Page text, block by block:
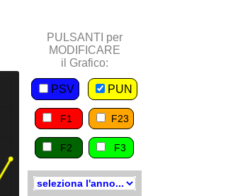
PULSANTI per
MODIFICARE
il Grafico:
PSV PUN
F1 F23
F2 F3